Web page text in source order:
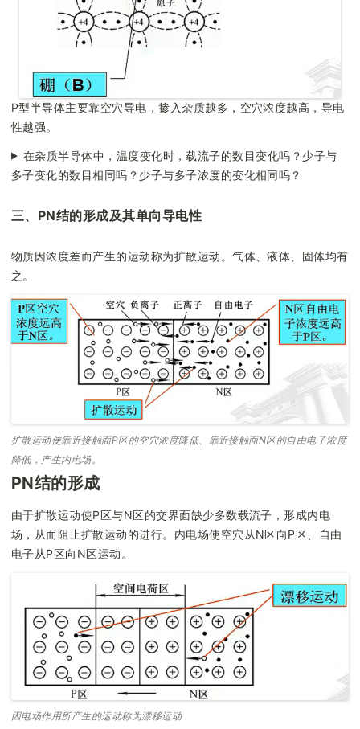
P型半导体主要靠空穴导电，掺入杂质越多，空穴浓度越高，导电
性越强。
在杂质半导体中，温度变化时，载流子的数目变化吗？少子与
多子变化的数目相同吗？少子与多子浓度的变化相同吗？
三、PN结的形成及其单向导电性
物质因浓度差而产生的运动称为扩散运动。气体、液体、固体均有
之。
扩散运动使靠近接触面P区的空穴浓度降低、靠近接触面N区的自由电子浓度
降低，产生内电场。
PN结的形成
由于扩散运动使P区与N区的交界面缺少多数载流子，形成内电
场，从而阻止扩散运动的进行。内电场使空穴从N区向P区、自由
电子从P区向N区运动。
因电场作用所产生的运动称为漂移运动